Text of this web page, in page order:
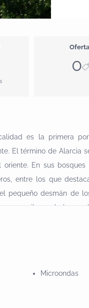
0
es la primera
El término de Alarcia
En sus bosques
entre los que
pequeño desmán de
gavilanes, buhos
hay dispuestos varios
y está señalado
de baño. Ideal para
Microondas